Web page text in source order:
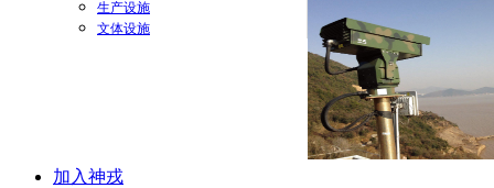
生产设施
文体设施
加入神戎